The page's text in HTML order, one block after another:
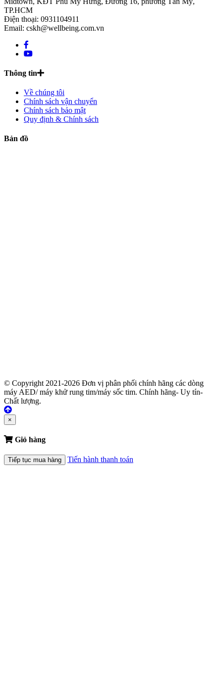
TP.HCM
Điện thoại: 0931104911
Email: cskh@wellbeing.com.vn
Thông tin
Về chúng tôi
Chính sách vận chuyển
Chính sách bảo mật
Quy định & Chính sách
Bản đồ
© Copyright 2021-2026 Đơn vị phân phối chính hãng các dòng
máy AED/ máy khử rung tim/máy sốc tim. Chính hãng- Uy tín-
Chất lượng.
×
Giỏ hàng
Tiếp tục mua hàng Tiến hành thanh toán